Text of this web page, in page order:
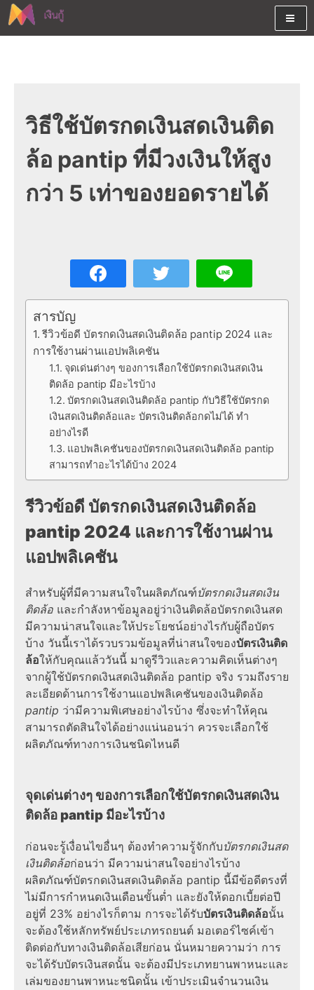
Skip
to
เงินสด และมีรีไฟแนนซ์ด้วย
วิธีใช้บัตรกดเงินสดเงินติด
ล้อ pantip ที่มีวงเงินให้สูง
กว่า 5 เท่าของยอดรายได้
สารบัญ
รีวิวข้อดี บัตรกดเงินสดเงินติดล้อ pantip 2024 และ
การใช้งานผ่านแอปพลิเคชัน
จุดเด่นต่างๆ ของการเลือกใช้บัตรกดเงินสดเงิน
ติดล้อ pantip มีอะไรบ้าง
บัตรกดเงินสดเงินติดล้อ pantip กับวิธีใช้บัตรกด
เงินสดเงินติดล้อและ บัตรเงินติดล้อกดไม่ได้ ทำ
อย่างไรดี
แอปพลิเคชันของบัตรกดเงินสดเงินติดล้อ pantip
สามารถทำอะไรได้บ้าง 2024
รีวิวข้อดี บัตรกดเงินสดเงินติดล้อ
pantip 2024 และการใช้งานผ่าน
แอปพลิเคชัน
สำหรับผู้ที่มีความสนใจในผลิตภัณฑ์บัตรกดเงินสดเงิน
ติดล้อ และกำลังหาข้อมูลอยู่ว่าเงินติดล้อบัตรกดเงินสด
มีความน่าสนใจและให้ประโยชน์อย่างไรกับผู้ถือบัตร
บ้าง วันนี้เราได้รวบรวมข้อมูลที่น่าสนใจของบัตรเงินติด
ล้อให้กับคุณแล้ววันนี้ มาดูรีวิวและความคิดเห็นต่างๆ
จากผู้ใช้บัตรกดเงินสดเงินติดล้อ pantip จริง รวมถึงราย
ละเอียดด้านการใช้งานแอปพลิเคชันของเงินติดล้อ
pantip ว่ามีความพิเศษอย่างไรบ้าง ซึ่งจะทำให้คุณ
สามารถตัดสินใจได้อย่างแน่นอนว่า ควรจะเลือกใช้
ผลิตภัณฑ์ทางการเงินชนิดไหนดี
จุดเด่นต่างๆ ของการเลือกใช้บัตรกดเงินสดเงิน
ติดล้อ pantip มีอะไรบ้าง
ก่อนจะรู้เงื่อนไขอื่นๆ ต้องทำความรู้จักกับบัตรกดเงินสด
เงินติดล้อก่อนว่า มีความน่าสนใจอย่างไรบ้าง
ผลิตภัณฑ์บัตรกดเงินสดเงินติดล้อ pantip นี้มีข้อดีตรงที่
ไม่มีการกำหนดเงินเดือนขั้นต่ำ และยังให้ดอกเบี้ยต่อปี
อยู่ที่ 23% อย่างไรก็ตาม การจะได้รับบัตรเงินติดล้อนั้น
จะต้องใช้หลักทรัพย์ประเภทรถยนต์ มอเตอร์ไซค์เข้า
ติดต่อกับทางเงินติดล้อเสียก่อน นั่นหมายความว่า การ
จะได้รับบัตรเงินสดนั้น จะต้องมีประเภทยานพาหนะและ
เล่มของยานพาหนะชนิดนั้น เข้าประเมินจำนวนเงิน